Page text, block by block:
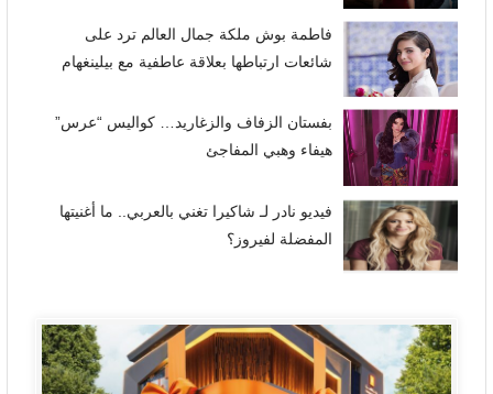
فاطمة بوش ملكة جمال العالم ترد على
شائعات ارتباطها بعلاقة عاطفية مع بيلينغهام
بفستان الزفاف والزغاريد… كواليس “عرس”
هيفاء وهبي المفاجئ
فيديو نادر لـ شاكيرا تغني بالعربي.. ما أغنيتها
المفضلة لفيروز؟